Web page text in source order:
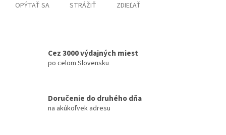
OPÝTAŤ SA STRÁŽIŤ ZDIEĽAŤ
Cez 3000 výdajných miest
po celom Slovensku
Doručenie do druhého dňa
na akúkoľvek adresu